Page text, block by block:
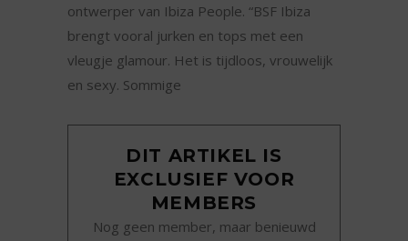
ontwerper van Ibiza People. “BSF Ibiza
brengt vooral jurken en tops met een
vleugje glamour. Het is tijdloos, vrouwelijk
en sexy. Sommige
DIT ARTIKEL IS
EXCLUSIEF VOOR
MEMBERS
Nog geen member, maar benieuwd